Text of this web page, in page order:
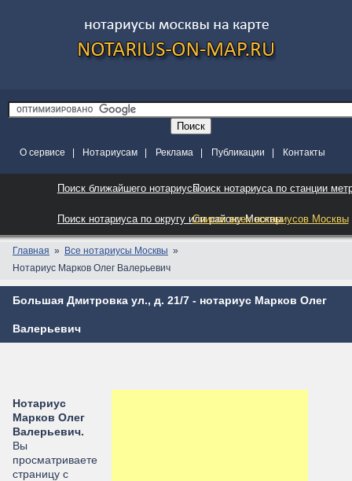
О сервисе Нотариусам Реклама Публикации Контакты
Поиск ближайшего нотариусаПоиск нотариуса по станции
Поиск нотариуса по округу или району Москвы
Список всех нотариусов Москвы
Главная
Все нотариусы Москвы
Нотариус Марков Олег Валерьевич
Большая Дмитровка ул., д. 21/7 - нотариус Марков Олег
Валерьевич
Нотариус
Марков Олег
Валерьевич.
Вы
просматриваете
страницу с